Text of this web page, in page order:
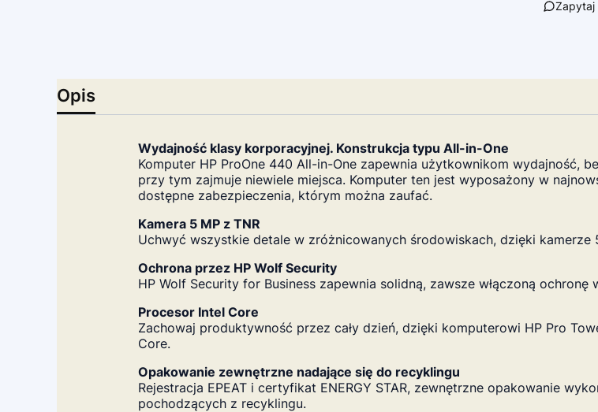
Zapytaj
Opis
Wydajność klasy korporacyjnej. Konstrukcja typu All-in-One
Komputer HP ProOne 440 All-in-One zapewnia użytkownikom wydajność,
przy tym zajmuje niewiele miejsca. Komputer ten jest wyposażony w
dostępne zabezpieczenia, którym można zaufać.
Kamera 5 MP z TNR
Uchwyć wszystkie detale w zróżnicowanych środowiskach, dzięki
Ochrona przez HP Wolf Security
HP Wolf Security for Business zapewnia solidną, zawsze włączoną ochronę
Procesor Intel Core
Zachowaj produktywność przez cały dzień, dzięki komputerowi HP Pro
Core.
Opakowanie zewnętrzne nadające się do recyklingu
Rejestracja EPEAT i certyfikat ENERGY STAR, zewnętrzne opakowanie
pochodzących z recyklingu.